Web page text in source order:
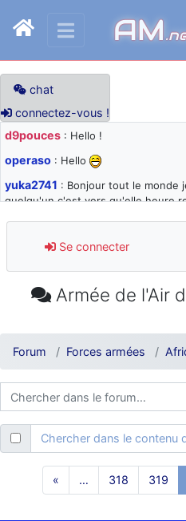
AM
chat
connectez-vous !
d9pouces : Hello !
operaso : Hello
yuka2741 : Bonjour tout le monde
quelqu'un c'est vers qu'elle heure
d9pouces: désolé pour les
jours : je teste des méthodes
paxwax: Super, la nouvelle
comprendre
d9pouces: ouakamois > si tu
bien sûr que oui !
je suis un avion@,._,+: Bonjour
moi et quelques avions n'ont pas
ouakamois: Bonjourà toutes et à
quelques images du Pays Basque
d9pouces
Se connecter
Armée de l'Air
Forum Forces armées
Chercher dans le contenu
« … 318 319